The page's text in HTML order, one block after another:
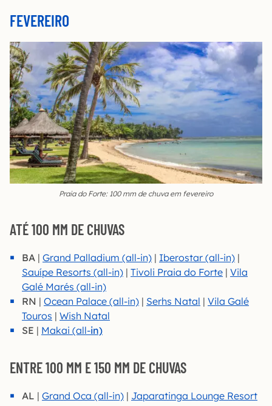
FEVEREIRO
Praia do Forte: 100 mm de chuva em fevereiro
ATÉ 100 MM DE CHUVAS
BA | Grand Palladium (all-in) | Iberostar (all-in) |
Sauípe Resorts (all-in) | Tivoli Praia do Forte | Vila
Galé Marés (all-in)
RN | Ocean Palace (all-in) | Serhs Natal | Vila Galé
Touros | Wish Natal
SE | Makai (all-in)
ENTRE 100 MM E 150 MM DE CHUVAS
AL | Grand Oca (all-in) | Japaratinga Lounge Resort